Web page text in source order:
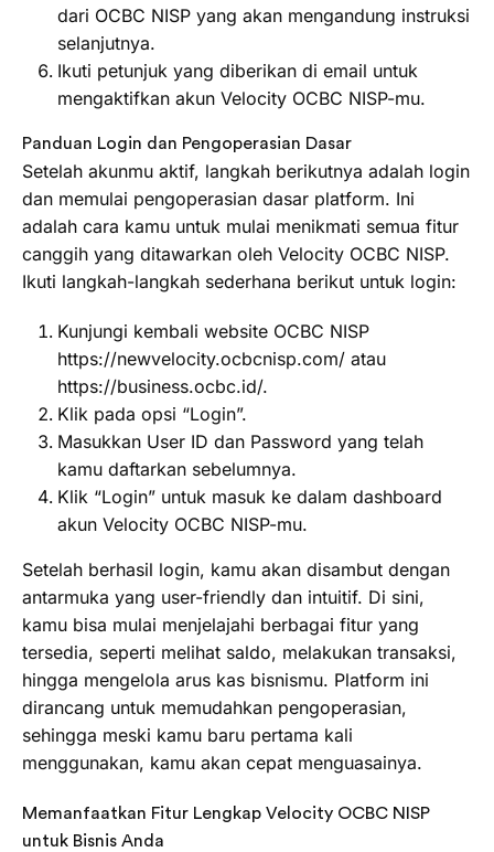
dari OCBC NISP yang akan mengandung instruksi
selanjutnya.
Ikuti petunjuk yang diberikan di email untuk
mengaktifkan akun Velocity OCBC NISP-mu.
Panduan Login dan Pengoperasian Dasar
Setelah akunmu aktif, langkah berikutnya adalah login
dan memulai pengoperasian dasar platform. Ini
adalah cara kamu untuk mulai menikmati semua fitur
canggih yang ditawarkan oleh Velocity OCBC NISP.
Ikuti langkah-langkah sederhana berikut untuk login:
Kunjungi kembali website OCBC NISP
https://newvelocity.ocbcnisp.com/ atau
https://business.ocbc.id/.
Klik pada opsi “Login”.
Masukkan User ID dan Password yang telah
kamu daftarkan sebelumnya.
Klik “Login” untuk masuk ke dalam dashboard
akun Velocity OCBC NISP-mu.
Setelah berhasil login, kamu akan disambut dengan
antarmuka yang user-friendly dan intuitif. Di sini,
kamu bisa mulai menjelajahi berbagai fitur yang
tersedia, seperti melihat saldo, melakukan transaksi,
hingga mengelola arus kas bisnismu. Platform ini
dirancang untuk memudahkan pengoperasian,
sehingga meski kamu baru pertama kali
menggunakan, kamu akan cepat menguasainya.
Memanfaatkan Fitur Lengkap Velocity OCBC NISP
untuk Bisnis Anda